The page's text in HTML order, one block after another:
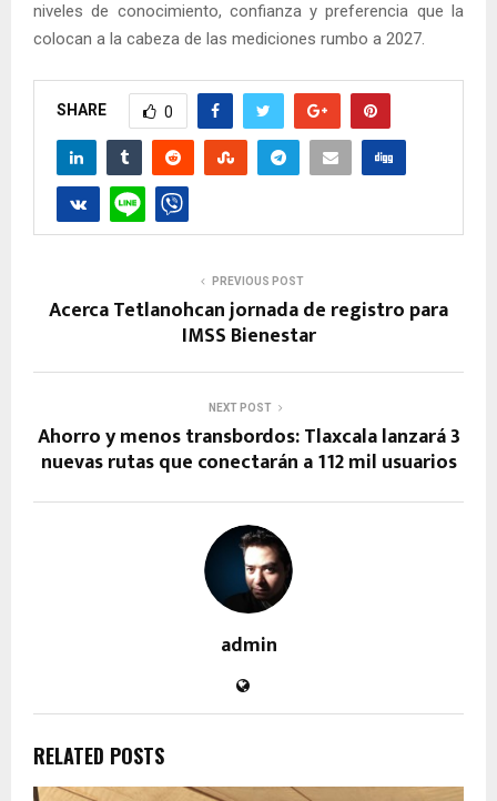
niveles de conocimiento, confianza y preferencia que la
colocan a la cabeza de las mediciones rumbo a 2027.
SHARE 0
PREVIOUS POST
Acerca Tetlanohcan jornada de registro para
IMSS Bienestar
NEXT POST
Ahorro y menos transbordos: Tlaxcala lanzará 3
nuevas rutas que conectarán a 112 mil usuarios
admin
RELATED POSTS